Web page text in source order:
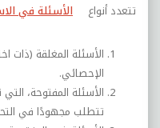
تتعدد أنواع الأسئلة في
الأسئلة المغلقة (ذات
الإحصائي.
الأسئلة المفتوحة،
تتطلب مجهودًا في